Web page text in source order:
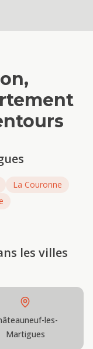
La Couronne
les villes
les-
Martigues